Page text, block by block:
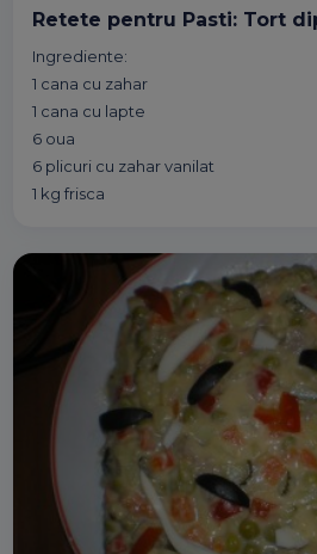
Retete pentru Pasti: Tort
Ingrediente:
1 cana cu zahar
1 cana cu lapte
6 oua
6 plicuri cu zahar vanilat
1 kg frisca